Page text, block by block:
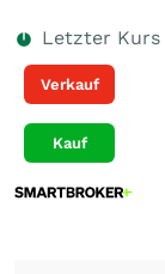
Letzter Kurs
Verkauf
Kauf